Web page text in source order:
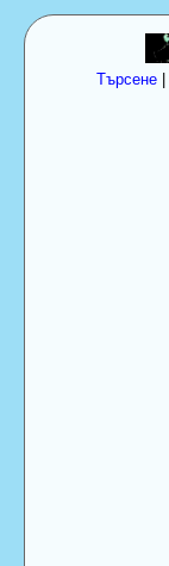
Търсене|